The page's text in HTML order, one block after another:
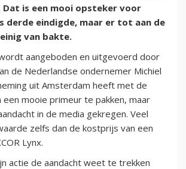
Dat is een mooi opsteker voor
derde eindigde, maar er tot aan de
van bakte.
aangeboden en uitgevoerd door
de Nederlandse ondernemer Michiel
uit Amsterdam heeft met de
een mooie primeur te pakken, maar
in de media gekregen. Veel
zelfs dan de kostprijs van een
Lynx.
actie de aandacht weet te trekken